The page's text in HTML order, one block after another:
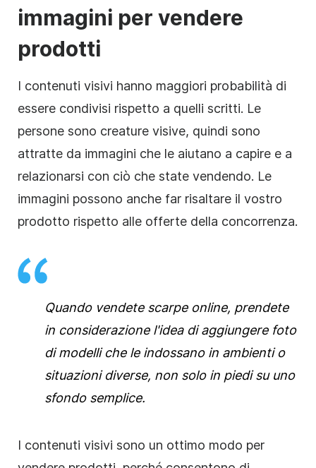
immagini per vendere
prodotti
I contenuti visivi hanno maggiori probabilità di
essere condivisi rispetto a quelli scritti. Le
persone sono creature visive, quindi sono
attratte da immagini che le aiutano a capire e a
relazionarsi con ciò che state vendendo. Le
immagini possono anche far risaltare il vostro
prodotto rispetto alle offerte della concorrenza.
Quando vendete scarpe online, prendete
in considerazione l'idea di aggiungere foto
di modelli che le indossano in ambienti o
situazioni diverse, non solo in piedi su uno
sfondo semplice.
I contenuti visivi sono un ottimo modo per